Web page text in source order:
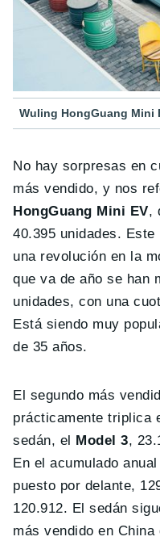
Wuling HongGuang Mini
No hay sorpresas en
más vendido, y nos
HongGuang Mini EV,
40.395 unidades.
una revolución en la
que va de año se han
unidades, con una
Está siendo muy
de 35 años.
El segundo más
prácticamente triplica
sedán, el Model 3,
En el acumulado anual
puesto por delante,
120.912. El sedán
más vendido en